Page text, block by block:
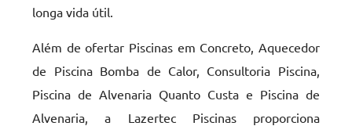
longa vida útil.
Além de ofertar Piscinas em Concreto, Aquecedor
de Piscina Bomba de Calor, Consultoria Piscina,
Piscina de Alvenaria Quanto Custa e Piscina de
Alvenaria, a Lazertec Piscinas proporciona